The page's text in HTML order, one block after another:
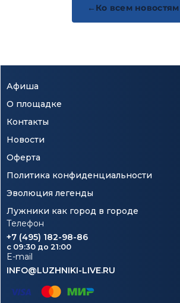
Ко всем новостям
Афиша
О площадке
Контакты
Новости
Оферта
Политика конфиденциальности
Эволюция легенды
Лужники как город в городе
Телефон
+7 (495) 182-98-86
c 09:30 до 21:00
E-mail
INFO@LUZHNIKI-LIVE.RU